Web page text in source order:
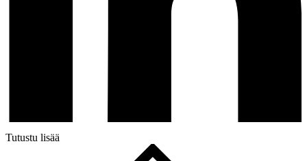
Tutustu lisää